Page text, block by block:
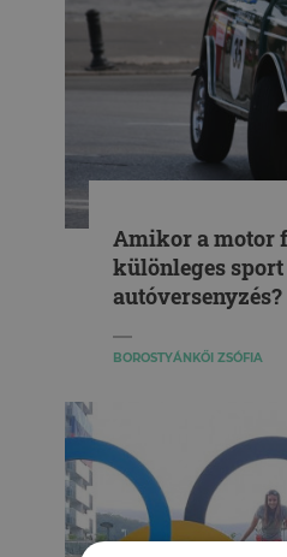
Amikor a motor
különleges sport
autóversenyzés?
BOROSTYÁNKŐI ZSÓFIA